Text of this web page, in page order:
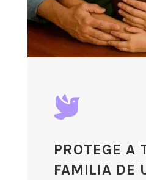

PROTEGE A
FAMILIA DE